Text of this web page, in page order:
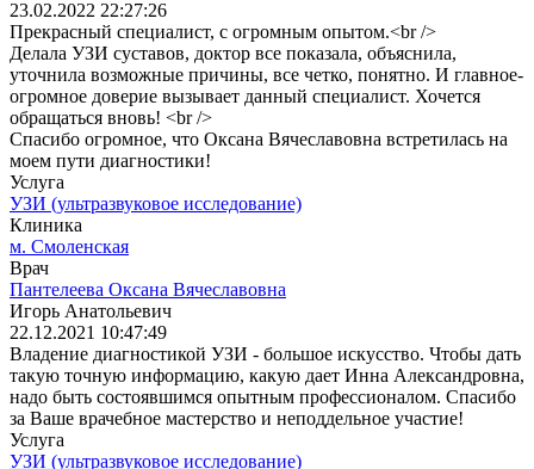
23.02.2022 22:27:26
Прекрасный специалист, с огромным опытом.<br />
Делала УЗИ суставов, доктор все показала, объяснила,
уточнила возможные причины, все четко, понятно. И главное-
огромное доверие вызывает данный специалист. Хочется
обращаться вновь! <br />
Спасибо огромное, что Оксана Вячеславовна встретилась на
моем пути диагностики!
Услуга
УЗИ (ультразвуковое исследование)
Клиника
м. Смоленская
Врач
Пантелеева Оксана Вячеславовна
Игорь Анатольевич
22.12.2021 10:47:49
Владение диагностикой УЗИ - большое искусство. Чтобы дать
такую точную информацию, какую дает Инна Александровна,
надо быть состоявшимся опытным профессионалом. Спасибо
за Ваше врачебное мастерство и неподдельное участие!
Услуга
УЗИ (ультразвуковое исследование)